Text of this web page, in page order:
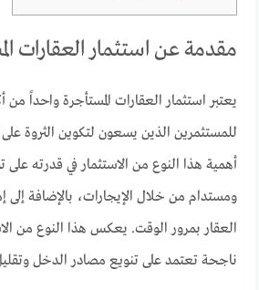
مقدمة عن استثمار العقارات
يعتبر استثمار العقارات المستأجرة واحداً من
للمستثمرين الذين يسعون لتكوين الثروة
أهمية هذا النوع من الاستثمار في قدرته على
ومستدام من خلال الإيجارات، بالإضافة إلى
العقار بمرور الوقت. يعكس هذا النوع من
ناجحة تعتمد على تنويع مصادر الدخل